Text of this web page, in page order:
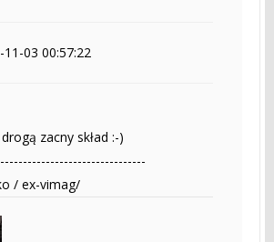
03 00:57:22
zacny skład :-)
/ ex-vimag/